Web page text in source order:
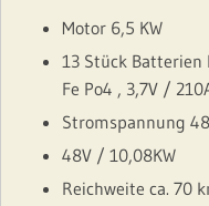
Motor 6,5 KW
13 Stück Batterien
Fe Po4 , 3,7V /
Stromspannung
48V / 10,08KW
Reichweite ca. 70